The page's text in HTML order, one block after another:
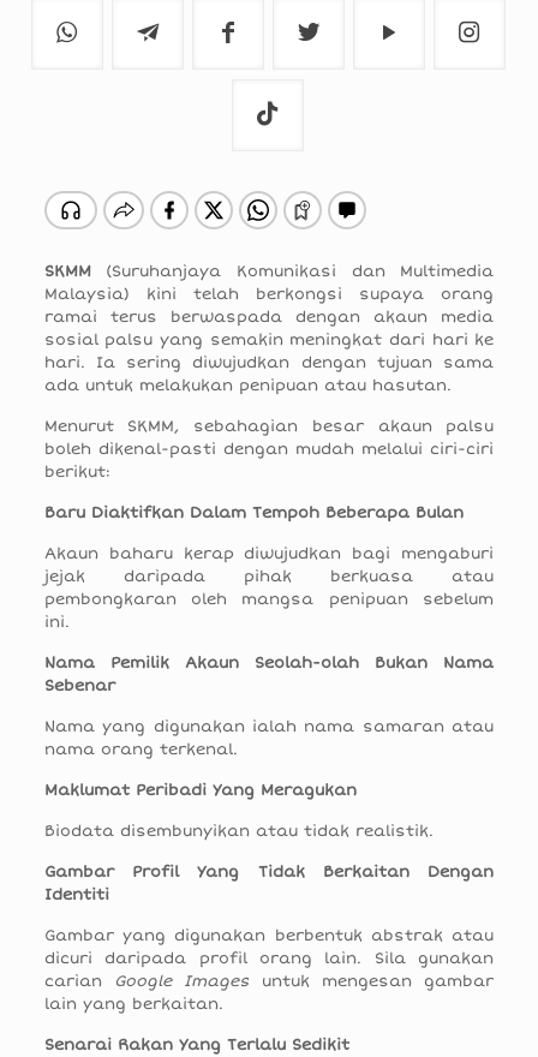
SKMM(Suruhanjaya Komunikasi dan Multimedia
Malaysia) kini telah berkongsi supaya orang
ramai terus berwaspada dengan akaun media
sosial palsu yang semakin meningkat dari hari ke
hari. Ia sering diwujudkan dengan tujuan sama
ada untuk melakukan penipuan atau hasutan.
Menurut SKMM, sebahagian besar akaun palsu
boleh dikenal-pasti dengan mudah melalui ciri-ciri
berikut:
Baru Diaktifkan Dalam Tempoh Beberapa Bulan
Akaun baharu kerap diwujudkan bagi mengaburi
jejak daripada pihak berkuasa atau
pembongkaran oleh mangsa penipuan sebelum
ini.
Nama Pemilik Akaun Seolah-olah Bukan Nama
Sebenar
Nama yang digunakan ialah nama samaran atau
nama orang terkenal.
Maklumat Peribadi Yang Meragukan
Biodata disembunyikan atau tidak realistik.
Gambar Profil Yang Tidak Berkaitan Dengan
Identiti
Gambar yang digunakan berbentuk abstrak atau
dicuri daripada profil orang lain. Sila gunakan
carian
Google Images untuk mengesan gambar
lain yang berkaitan.
Senarai Rakan Yang Terlalu Sedikit